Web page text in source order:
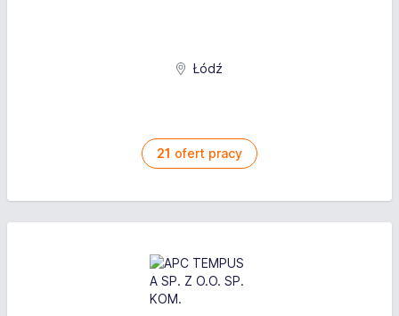
Łódź
21 ofert pracy